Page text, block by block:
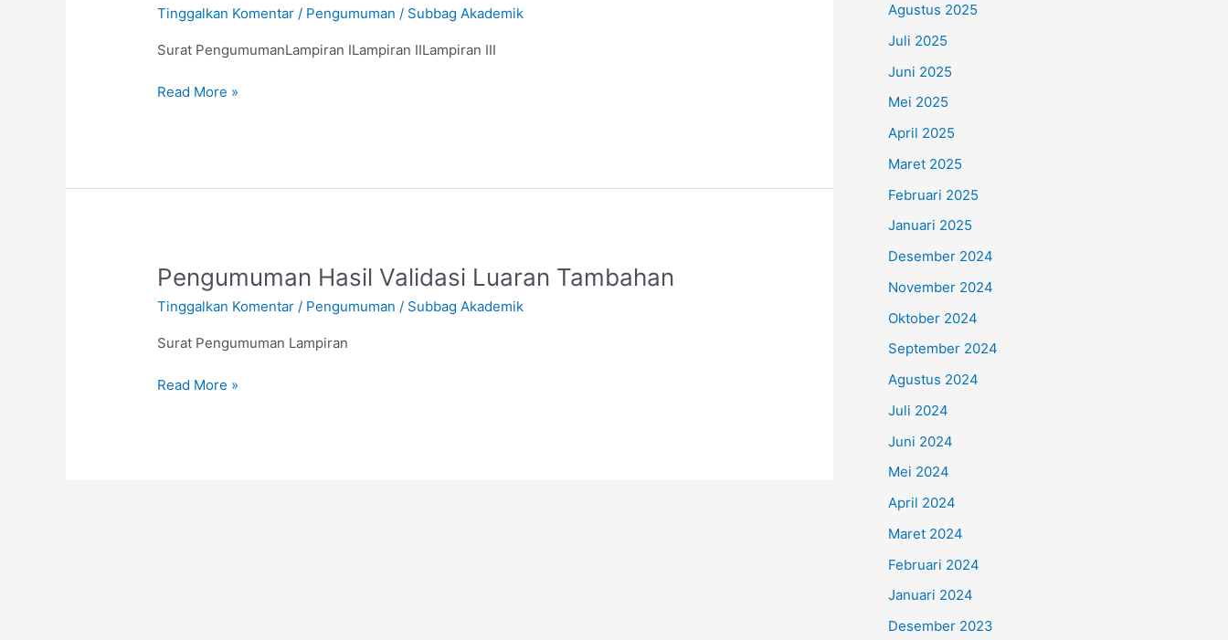
Tinggalkan Komentar / Pengumuman / Subbag Akademik
Surat PengumumanLampiran ILampiran IILampiran III
Masyarakat
Baru
Lanjutan
Pengelola
Tinggi
Tahun
Anggaran
Read More »
Pengumuman Hasil Validasi Luaran Tambahan
Tinggalkan Komentar / Pengumuman / Subbag Akademik
Surat Pengumuman Lampiran
Pengumuman
Validasi
Luaran
Read More »
Agustus 2025
Juli 2025
Juni 2025
Mei 2025
April 2025
Maret 2025
Februari 2025
Januari 2025
Desember 2024
November 2024
Oktober 2024
September 2024
Agustus 2024
Juli 2024
Juni 2024
Mei 2024
April 2024
Maret 2024
Februari 2024
Januari 2024
Desember 2023